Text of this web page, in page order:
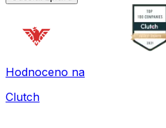
Hodnoceno na
Clutch